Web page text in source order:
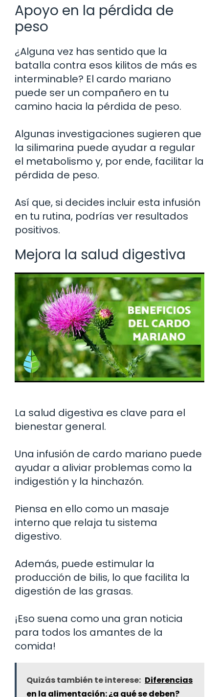
Apoyo en la pérdida de
peso
¿Alguna vez has sentido que la
batalla contra esos kilitos de más es
interminable? El cardo mariano
puede ser un compañero en tu
camino hacia la pérdida de peso.
Algunas investigaciones sugieren que
la silimarina puede ayudar a regular
el metabolismo y, por ende, facilitar la
pérdida de peso.
Así que, si decides incluir esta infusión
en tu rutina, podrías ver resultados
positivos.
Mejora la salud digestiva
La salud digestiva es clave para el
bienestar general.
Una infusión de cardo mariano puede
ayudar a aliviar problemas como la
indigestión y la hinchazón.
Piensa en ello como un masaje
interno que relaja tu sistema
digestivo.
Además, puede estimular la
producción de bilis, lo que facilita la
digestión de las grasas.
¡Eso suena como una gran noticia
para todos los amantes de la
comida!
Quizás también te interese: Diferencias
en la alimentación: ¿a qué se deben?